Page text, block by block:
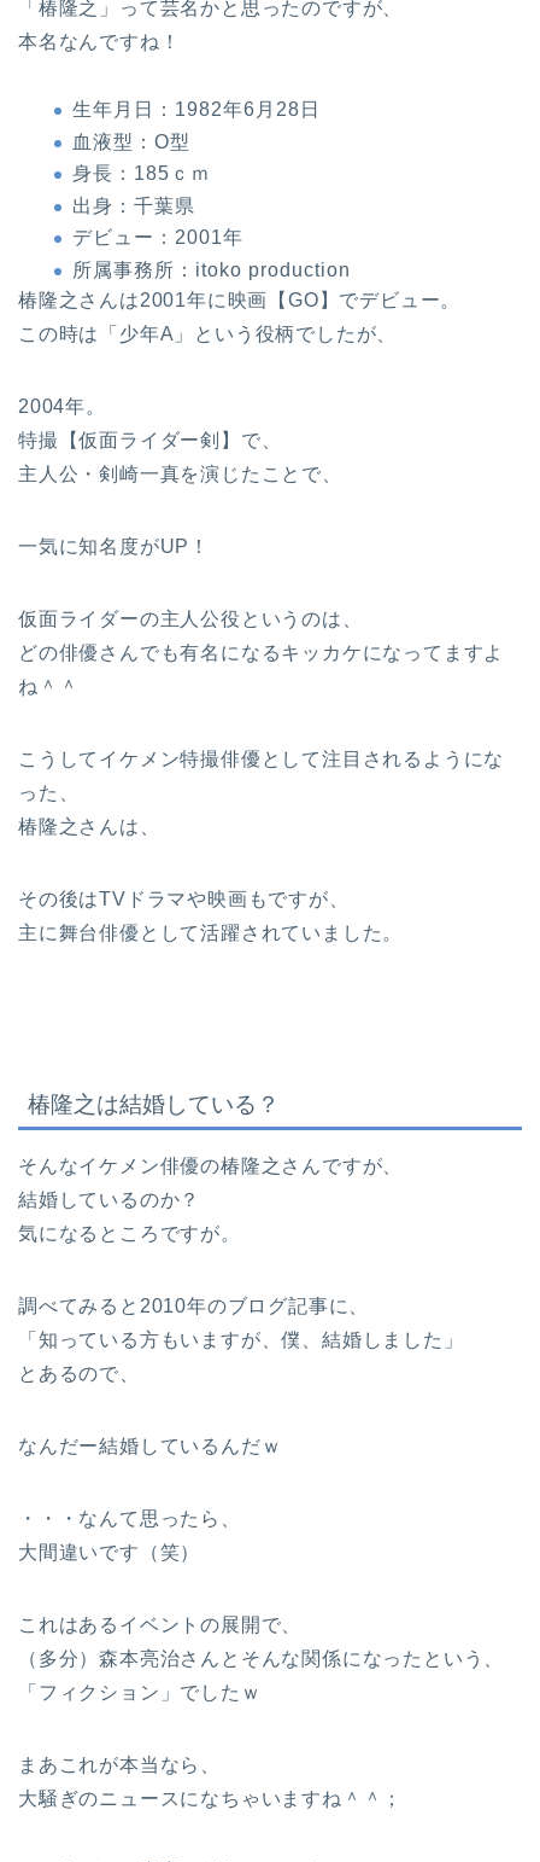
「椿隆之」って芸名かと思ったのですが、
本名なんですね！
生年月日：1982年6月28日
血液型：O型
身長：185ｃｍ
出身：千葉県
デビュー：2001年
所属事務所：itoko production
椿隆之さんは2001年に映画【GO】でデビュー。
この時は「少年A」という役柄でしたが、
2004年。
特撮【仮面ライダー剣】で、
主人公・剣崎一真を演じたことで、
一気に知名度がUP！
仮面ライダーの主人公役というのは、
どの俳優さんでも有名になるキッカケになってますよ
ね＾＾
こうしてイケメン特撮俳優として注目されるようにな
った、
椿隆之さんは、
その後はTVドラマや映画もですが、
主に舞台俳優として活躍されていました。
椿隆之は結婚している？
そんなイケメン俳優の椿隆之さんですが、
結婚しているのか？
気になるところですが。
調べてみると2010年のブログ記事に、
「知っている方もいますが、僕、結婚しました」
とあるので、
なんだー結婚しているんだｗ
・・・なんて思ったら、
大間違いです（笑）
これはあるイベントの展開で、
（多分）森本亮治さんとそんな関係になったという、
「フィクション」でしたｗ
まあこれが本当なら、
大騒ぎのニュースになちゃいますね＾＾；